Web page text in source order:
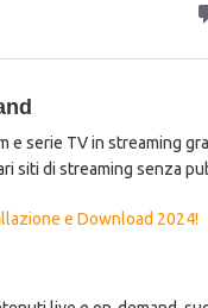
e serie TV in streaming
siti di streaming senza
e Download 2024!